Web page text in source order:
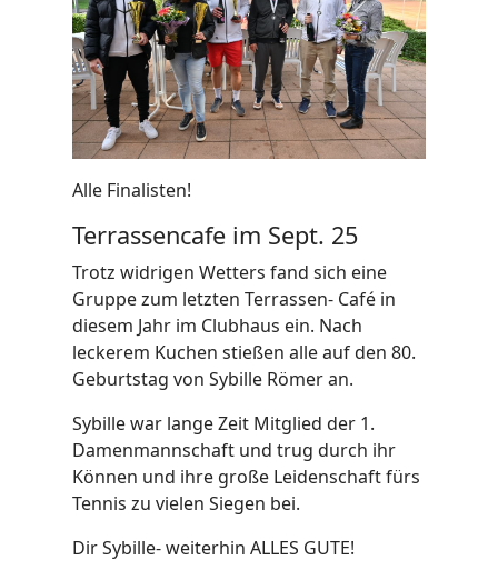
Alle Finalisten!
Terrassencafe im Sept. 25
Trotz widrigen Wetters fand sich eine
Gruppe zum letzten Terrassen- Café in
diesem Jahr im Clubhaus ein. Nach
leckerem Kuchen stießen alle auf den 80.
Geburtstag von Sybille Römer an.
Sybille war lange Zeit Mitglied der 1.
Damenmannschaft und trug durch ihr
Können und ihre große Leidenschaft fürs
Tennis zu vielen Siegen bei.
Dir Sybille- weiterhin ALLES GUTE!